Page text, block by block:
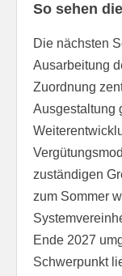
So sehen
Die nächsten
Ausarbeitung
Zuordnung
Ausgestaltung
zuständigen
zum Sommer
Ende 2027
Schwerpunkt